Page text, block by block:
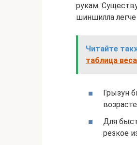
рукам.
шиншилла
Читайте
таблица
Грызун
Для
резкое